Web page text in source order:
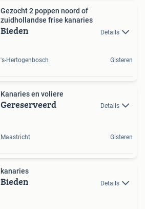
Gezocht 2 poppen noord of
zuidhollandse frise kanaries
Bieden Details
's-Hertogenbosch Gisteren
Kanaries en voliere
Gereserveerd Details
Maastricht Gisteren
kanaries
Bieden Details